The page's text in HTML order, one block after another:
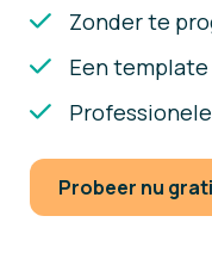
Zonder te
Een
Probeer nu